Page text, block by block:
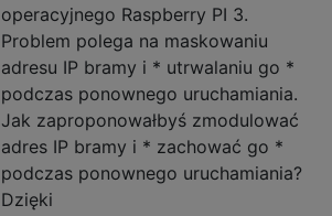
operacyjnego Raspberry PI 3.
Problem polega na maskowaniu
adresu IP bramy i * utrwalaniu go *
podczas ponownego uruchamiania.
Jak zaproponowałbyś zmodulować
adres IP bramy i * zachować go *
podczas ponownego uruchamiania?
Dzięki